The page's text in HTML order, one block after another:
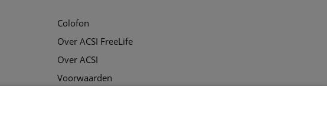
Colofon
Over ACSI FreeLife
Over ACSI
Voorwaarden